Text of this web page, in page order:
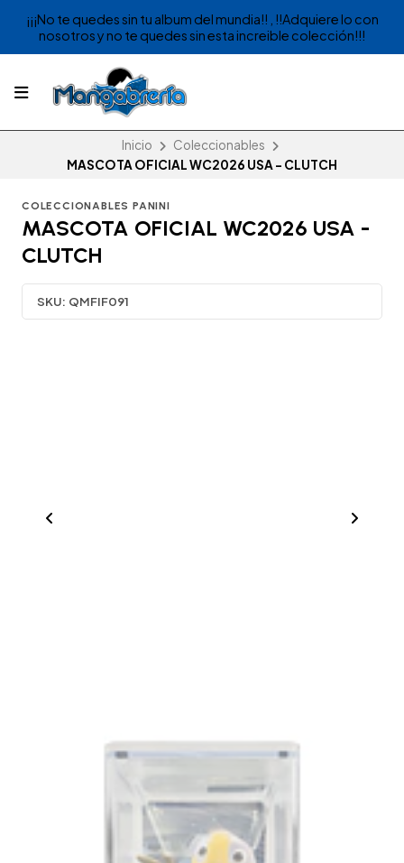
¡¡¡No te quedes sin tu album del mundia!! , !!Adquiere lo con
nosotros y no te quedes sin esta increible colección!!!
Inicio
Coleccionables
MASCOTA OFICIAL WC2026 USA - CLUTCH
COLECCIONABLES PANINI
MASCOTA OFICIAL WC2026 USA -
CLUTCH
SKU: QMFIF091